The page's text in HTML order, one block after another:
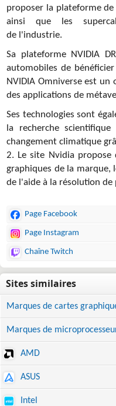
proposer la plateforme
ainsi que les
de l'industrie.
Sa plateforme NVIDIA
automobiles de
NVIDIA Omniverse est
des applications de
Ses technologies sont
la recherche
changement climatique
2. Le site Nvidia propose
graphiques de la marque,
de l'aide à la résolution de
Page Facebook
Page Instagram
Chaîne Twitch
Marques de cartes
Marques de
AMD
ASUS
Intel